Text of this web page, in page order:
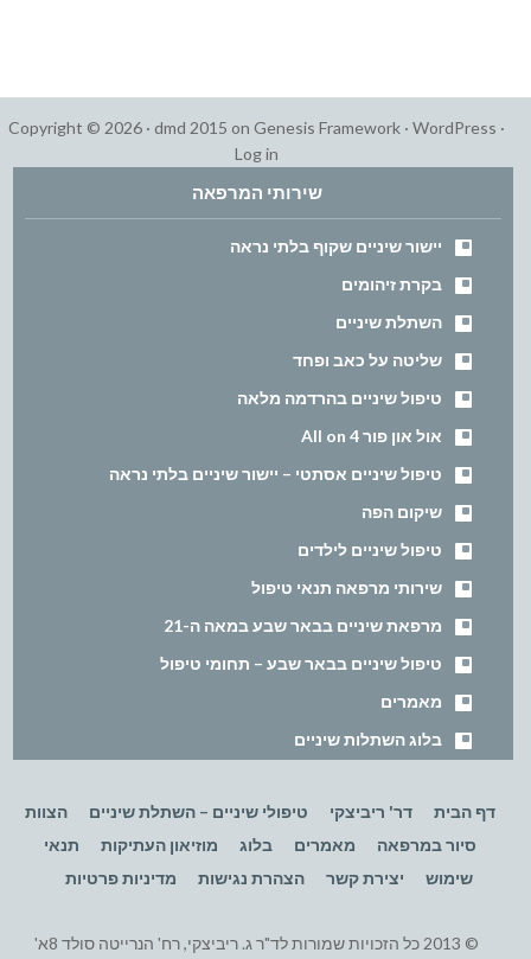
Copyright © 2026 · dmd 2015 on Genesis Framework · WordPress ·
Log in
שירותי המרפאה
יישור שיניים שקוף בלתי נראה
בקרת זיהומים
השתלת שיניים
שליטה על כאב ופחד
טיפול שיניים בהרדמה מלאה
אול און פור All on 4
טיפול שיניים אסתטי – יישור שיניים בלתי נראה
שיקום הפה
טיפול שיניים לילדים
שירותי מרפאה תנאי טיפול
מרפאת שיניים בבאר שבע במאה ה-21
טיפול שיניים בבאר שבע – תחומי טיפול
מאמרים
בלוג השתלות שיניים
דף הבית דר' ריביצקי טיפולי שיניים – השתלת שיניים
הצוות
סיור במרפאה
מאמרים בלוג מוזיאון העתיקות
תנאי
שימוש
יצירת קשר הצהרת נגישות מדיניות פרטיות
© 2013 כל הזכויות שמורות לד"ר ג. ריביצקי, רח' הנרייטה סולד 8א'